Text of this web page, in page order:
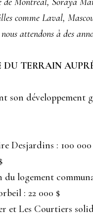
comme Laval,
attendons à des
TERRAIN
son développement
Desjardins : 100 000
logement
: 22 000 $
et Les Courtiers